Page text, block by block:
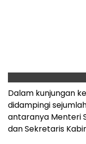
Dalam kunjungan
didampingi
antaranya Menteri
dan Sekretaris